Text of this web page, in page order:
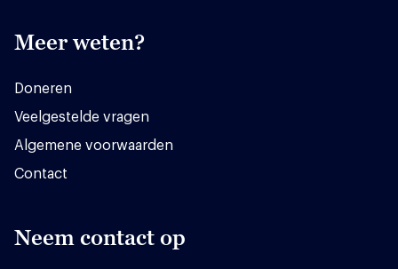
Meer weten?
Doneren
Veelgestelde vragen
Algemene voorwaarden
Contact
Neem contact op